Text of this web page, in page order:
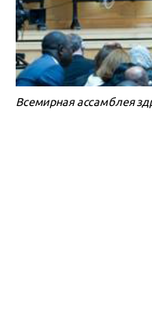
Всемирная ассамблея